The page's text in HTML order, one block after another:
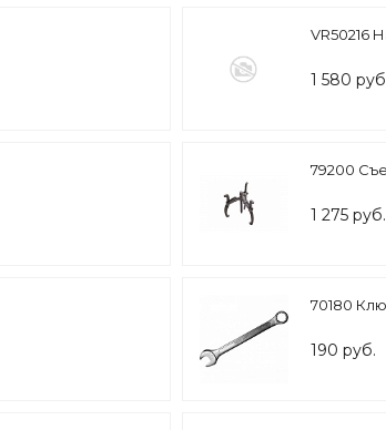
VR50216
1 580
79200
1 275 руб.
70180
190 руб.